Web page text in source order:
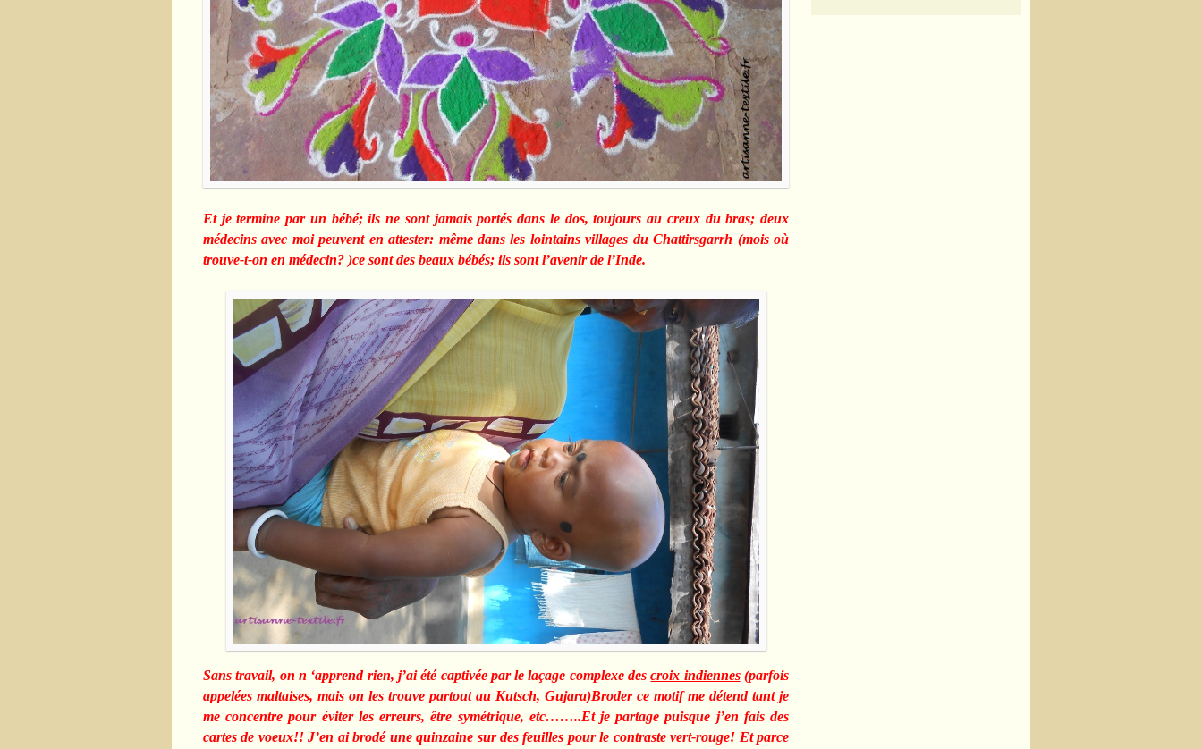
Et je termine par un bébé; ils ne sont jamais portés dans le dos, toujours au creux du bras; deux
médecins avec moi peuvent en attester: même dans les lointains villages du Chattirsgarrh (mois où
trouve-t-on en médecin? )ce sont des beaux bébés; ils sont l’avenir de l’Inde.
Sans travail, on n ‘apprend rien, j’ai été captivée par le laçage complexe descroix indiennes(parfois
appelées maltaises, mais on les trouve partout au Kutsch, Gujara)Broder ce motif me détend tant je
me concentre pour éviter les erreurs, être symétrique, etc……..Et je partage puisque j’en fais des
cartes de voeux!! J’en ai brodé une quinzaine sur des feuilles pour le contraste vert-rouge! Et parce